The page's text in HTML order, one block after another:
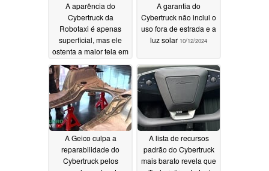
A aparência do
Cybertruck da
Robotaxi é apenas
superficial, mas ele
ostenta a maior tela em
um Tesla10/15/2024
A garantia do
Cybertruck não inclui o
uso fora de estrada e a
luz solar 10/12/2024
A Geico culpa a
reparabilidade do
Cybertruck pelos
A lista de recursos
padrão do Cybertruck
mais barato revela que